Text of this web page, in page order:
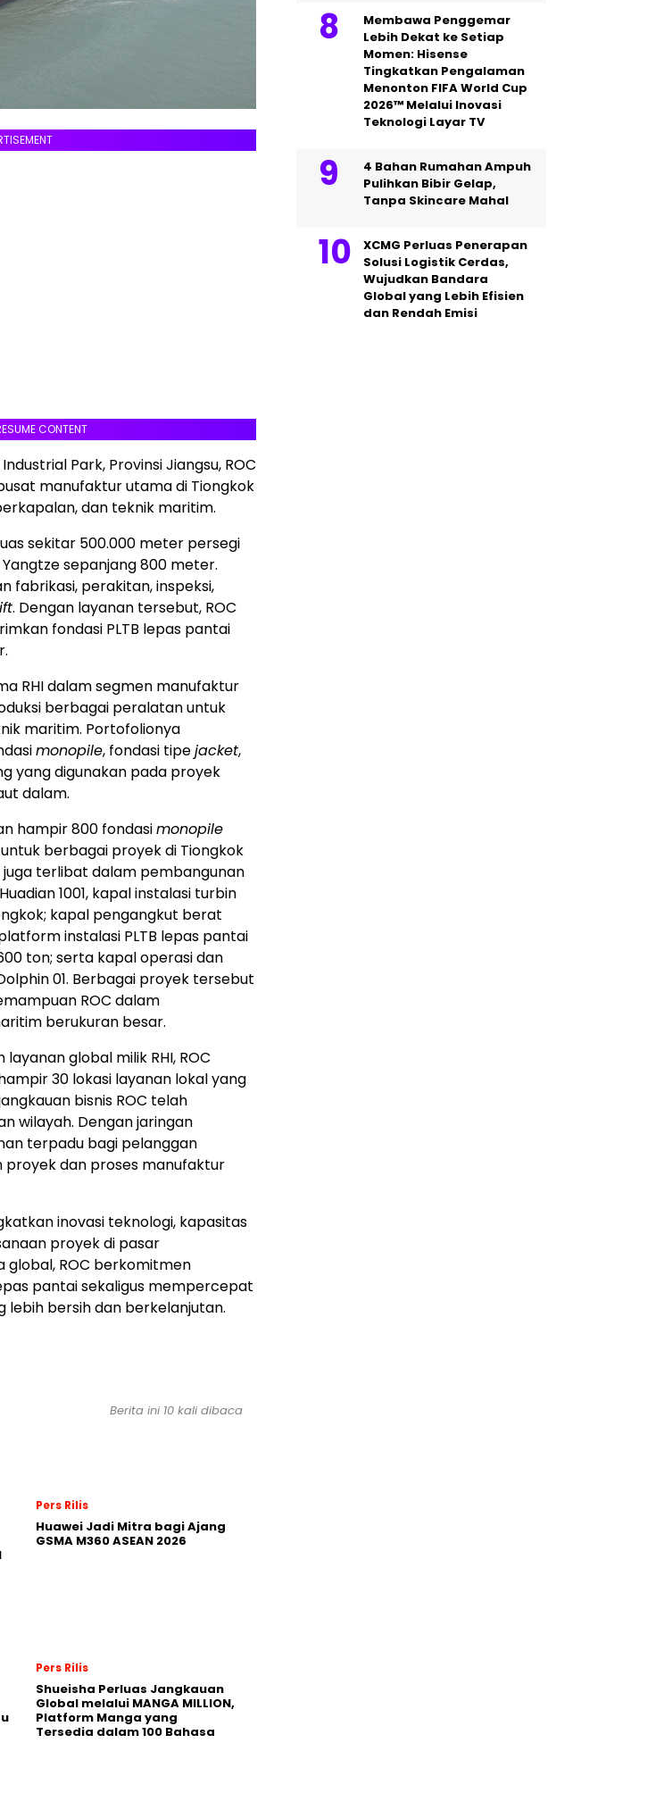
CONTENT
Park, Provinsi Jiangsu, ROC
manufaktur utama di Tiongkok
dan teknik maritim.
sekitar 500.000 meter persegi
sepanjang 800 meter.
fabrikasi, perakitan, inspeksi,
. Dengan layanan tersebut, ROC
fondasi PLTB lepas pantai
RHI dalam segmen manufaktur
berbagai peralatan untuk
maritim. Portofolionya
monopile, fondasi tipejacket,
yang digunakan pada proyek
dalam.
hampir 800 fondasimonopile
berbagai proyek di Tiongkok
juga terlibat dalam pembangunan
1001, kapal instalasi turbin
kapal pengangkut berat
instalasi PLTB lepas pantai
ton; serta kapal operasi dan
01. Berbagai proyek tersebut
ROC dalam
berukuran besar.
global milik RHI, ROC
30 lokasi layanan lokal yang
bisnis ROC telah
wilayah. Dengan jaringan
terpadu bagi pelanggan
proyek dan proses manufaktur
inovasi teknologi, kapasitas
proyek di pasar
global, ROC berkomitmen
pantai sekaligus mempercepat
lebih bersih dan berkelanjutan.
Berita ini 10 kali dibaca
Pers Rilis
Huawei Jadi Mitra bagi Ajang
GSMA M360 ASEAN 2026
Pers Rilis
Shueisha Perluas Jangkauan
Global melalui MANGA MILLION,
Platform Manga yang
Tersedia dalam 100 Bahasa
Membawa Penggemar
Lebih Dekat ke Setiap
Momen: Hisense
Tingkatkan Pengalaman
Menonton FIFA World Cup
2026™ Melalui Inovasi
Teknologi Layar TV
4 Bahan Rumahan Ampuh
Pulihkan Bibir Gelap,
Tanpa Skincare Mahal
XCMG Perluas Penerapan
Solusi Logistik Cerdas,
Wujudkan Bandara
Global yang Lebih Efisien
dan Rendah Emisi